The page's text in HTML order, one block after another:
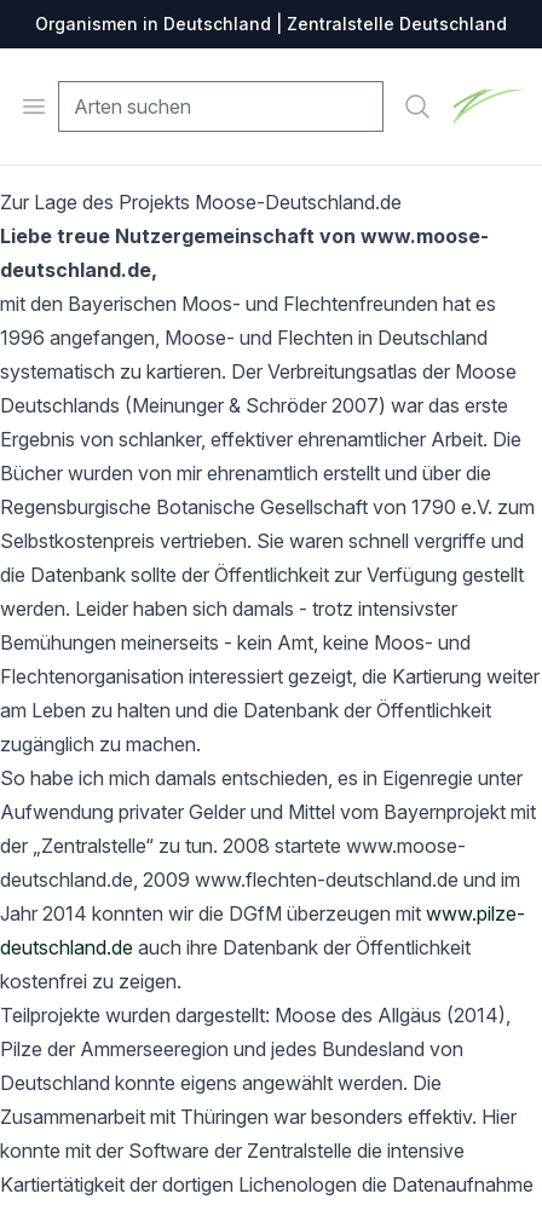
Organismen in Deutschland | Zentralstelle Deutschland
Open menu Suche
Zur Lage des Projekts Moose-Deutschland.de
Liebe treue Nutzergemeinschaft von www.moose-
deutschland.de,
mit den Bayerischen Moos- und Flechtenfreunden hat es
1996 angefangen, Moose- und Flechten in Deutschland
systematisch zu kartieren. Der Verbreitungsatlas der Moose
Deutschlands (Meinunger & Schröder 2007) war das erste
Ergebnis von schlanker, effektiver ehrenamtlicher Arbeit. Die
Bücher wurden von mir ehrenamtlich erstellt und über die
Regensburgische Botanische Gesellschaft von 1790 e.V. zum
Selbstkostenpreis vertrieben. Sie waren schnell vergriffe und
die Datenbank sollte der Öffentlichkeit zur Verfügung gestellt
werden. Leider haben sich damals - trotz intensivster
Bemühungen meinerseits - kein Amt, keine Moos- und
Flechtenorganisation interessiert gezeigt, die Kartierung weiter
am Leben zu halten und die Datenbank der Öffentlichkeit
zugänglich zu machen.
So habe ich mich damals entschieden, es in Eigenregie unter
Aufwendung privater Gelder und Mittel vom Bayernprojekt mit
der „Zentralstelle“ zu tun. 2008 startete www.moose-
deutschland.de, 2009 www.flechten-deutschland.de und im
Jahr 2014 konnten wir die DGfM überzeugen mit www.pilze-
deutschland.de auch ihre Datenbank der Öffentlichkeit
kostenfrei zu zeigen.
Teilprojekte wurden dargestellt: Moose des Allgäus (2014),
Pilze der Ammerseeregion und jedes Bundesland von
Deutschland konnte eigens angewählt werden. Die
Zusammenarbeit mit Thüringen war besonders effektiv. Hier
konnte mit der Software der Zentralstelle die intensive
Kartiertätigkeit der dortigen Lichenologen die Datenaufnahme